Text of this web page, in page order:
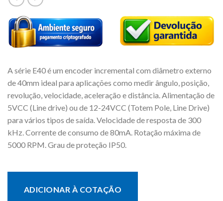
A série E40 é um encoder incremental com diâmetro externo
de 40mm ideal para aplicações como medir ângulo, posição,
revolução, velocidade, aceleração e distância. Alimentação de
5VCC (Line drive) ou de 12-24VCC (Totem Pole, Line Drive)
para vários tipos de saída. Velocidade de resposta de 300
kHz. Corrente de consumo de 80mA. Rotação máxima de
5000 RPM. Grau de proteção IP50.
ADICIONAR À COTAÇÃO